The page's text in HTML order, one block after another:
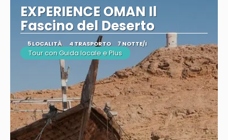
EXPERIENCE OMAN Il
Fascino del Deserto
5 LOCALITÀ 4 TRASPORTO 7 NOTTE/I
Tour con Guida locale e Plus